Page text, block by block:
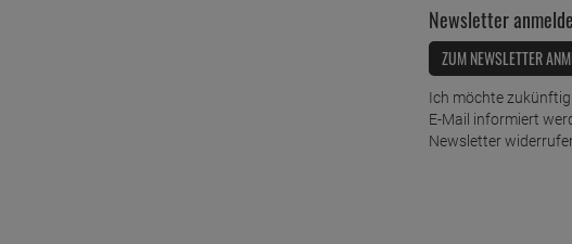
Newsletter
ZUM NEWSLETTER
Ich möchte
E-Mail informiert
Newsletter